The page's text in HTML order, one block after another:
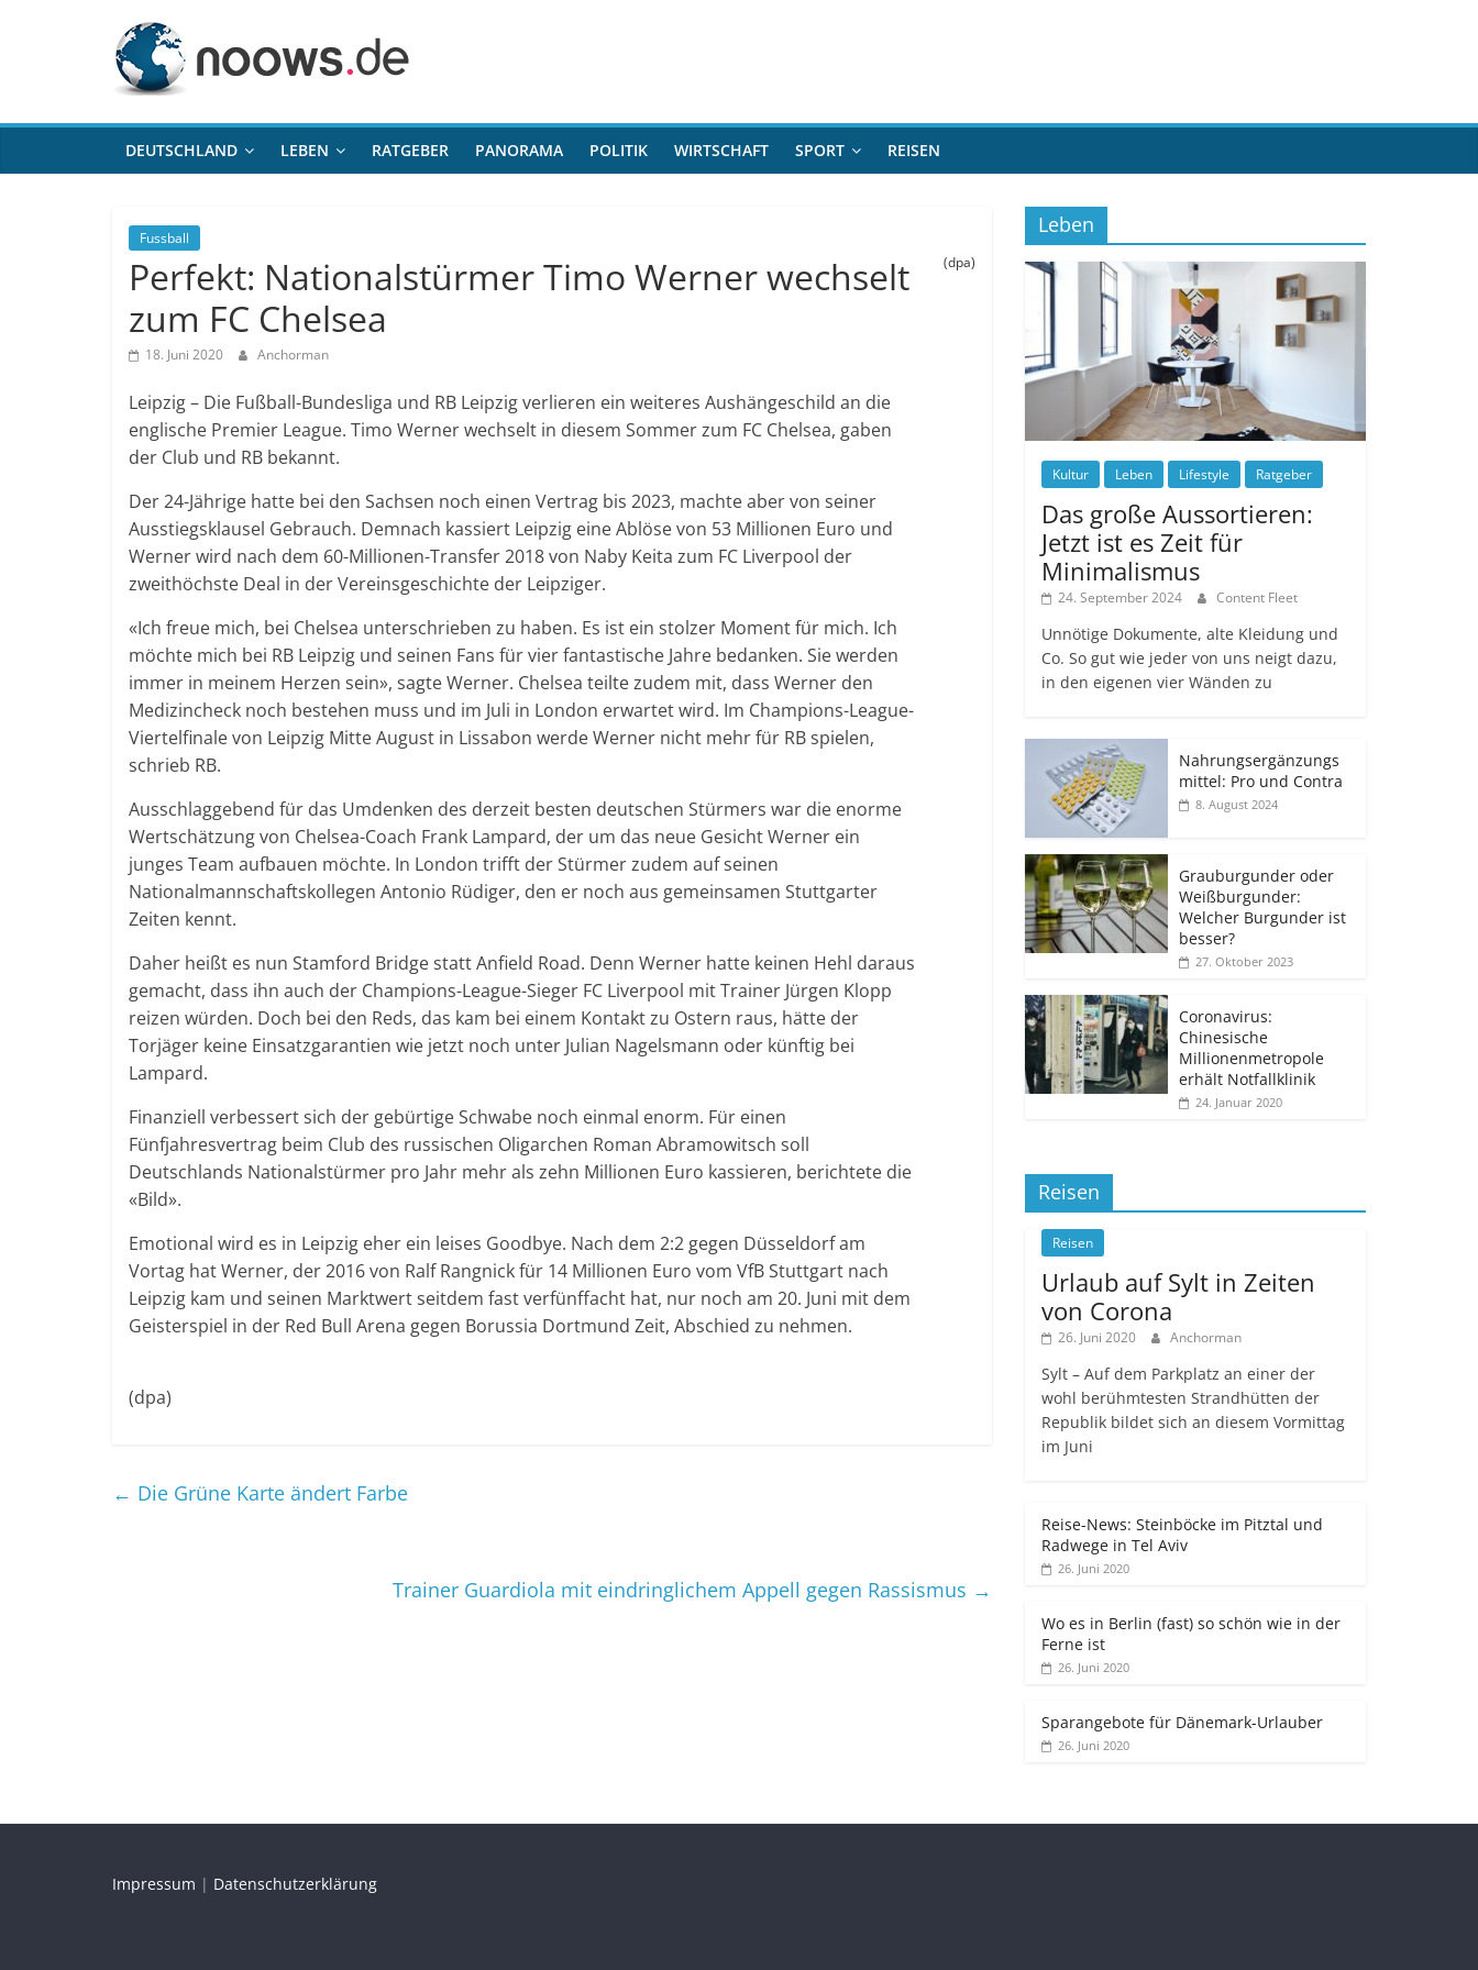
noows.de
DEUTSCHLAND LEBEN RATGEBER PANORAMA POLITIK WIRTSCHAFT SPORT REISEN
Fussball
Perfekt: Nationalstürmer Timo Werner wechselt
zum FC Chelsea
(dpa)
18. Juni 2020 Anchorman
Leipzig – Die Fußball-Bundesliga und RB Leipzig verlieren ein weiteres Aushängeschild an die
englische Premier League. Timo Werner wechselt in diesem Sommer zum FC Chelsea, gaben
der Club und RB bekannt.
Der 24-Jährige hatte bei den Sachsen noch einen Vertrag bis 2023, machte aber von seiner
Ausstiegsklausel Gebrauch. Demnach kassiert Leipzig eine Ablöse von 53 Millionen Euro und
Werner wird nach dem 60-Millionen-Transfer 2018 von Naby Keita zum FC Liverpool der
zweithöchste Deal in der Vereinsgeschichte der Leipziger.
«Ich freue mich, bei Chelsea unterschrieben zu haben. Es ist ein stolzer Moment für mich. Ich
möchte mich bei RB Leipzig und seinen Fans für vier fantastische Jahre bedanken. Sie werden
immer in meinem Herzen sein», sagte Werner. Chelsea teilte zudem mit, dass Werner den
Medizincheck noch bestehen muss und im Juli in London erwartet wird. Im Champions-League-
Viertelfinale von Leipzig Mitte August in Lissabon werde Werner nicht mehr für RB spielen,
schrieb RB.
Ausschlaggebend für das Umdenken des derzeit besten deutschen Stürmers war die enorme
Wertschätzung von Chelsea-Coach Frank Lampard, der um das neue Gesicht Werner ein
junges Team aufbauen möchte. In London trifft der Stürmer zudem auf seinen
Nationalmannschaftskollegen Antonio Rüdiger, den er noch aus gemeinsamen Stuttgarter
Zeiten kennt.
Daher heißt es nun Stamford Bridge statt Anfield Road. Denn Werner hatte keinen Hehl daraus
gemacht, dass ihn auch der Champions-League-Sieger FC Liverpool mit Trainer Jürgen Klopp
reizen würden. Doch bei den Reds, das kam bei einem Kontakt zu Ostern raus, hätte der
Torjäger keine Einsatzgarantien wie jetzt noch unter Julian Nagelsmann oder künftig bei
Lampard.
Finanziell verbessert sich der gebürtige Schwabe noch einmal enorm. Für einen
Fünfjahresvertrag beim Club des russischen Oligarchen Roman Abramowitsch soll
Deutschlands Nationalstürmer pro Jahr mehr als zehn Millionen Euro kassieren, berichtete die
«Bild».
Emotional wird es in Leipzig eher ein leises Goodbye. Nach dem 2:2 gegen Düsseldorf am
Vortag hat Werner, der 2016 von Ralf Rangnick für 14 Millionen Euro vom VfB Stuttgart nach
Leipzig kam und seinen Marktwert seitdem fast verfünffacht hat, nur noch am 20. Juni mit dem
Geisterspiel in der Red Bull Arena gegen Borussia Dortmund Zeit, Abschied zu nehmen.
(dpa)
← Die Grüne Karte ändert Farbe
Trainer Guardiola mit eindringlichem Appell gegen Rassismus →
Leben
Kultur Leben Lifestyle Ratgeber
Das große Aussortieren:
Jetzt ist es Zeit für
Minimalismus
24. September 2024 Content Fleet
Unnötige Dokumente, alte Kleidung und
Co. So gut wie jeder von uns neigt dazu,
in den eigenen vier Wänden zu
Nahrungsergänzungs
mittel: Pro und Contra
8. August 2024
Grauburgunder oder
Weißburgunder:
Welcher Burgunder ist
besser?
27. Oktober 2023
Coronavirus:
Chinesische
Millionenmetropole
erhält Notfallklinik
24. Januar 2020
Reisen
Reisen
Urlaub auf Sylt in Zeiten
von Corona
26. Juni 2020 Anchorman
Sylt – Auf dem Parkplatz an einer der
wohl berühmtesten Strandhütten der
Republik bildet sich an diesem Vormittag
im Juni
Reise-News: Steinböcke im Pitztal und
Radwege in Tel Aviv
26. Juni 2020
Wo es in Berlin (fast) so schön wie in der
Ferne ist
26. Juni 2020
Sparangebote für Dänemark-Urlauber
26. Juni 2020
Impressum | Datenschutzerklärung